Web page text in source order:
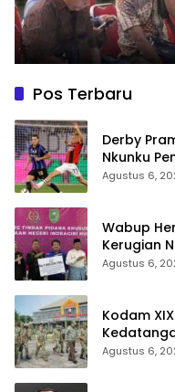
Pos Terbaru
Derby
Nkunku
Agustus 6,
Wabup
Kerugian
Korupsi
Agustus 6,
Kodam
Yonif TP
Agustus 6,